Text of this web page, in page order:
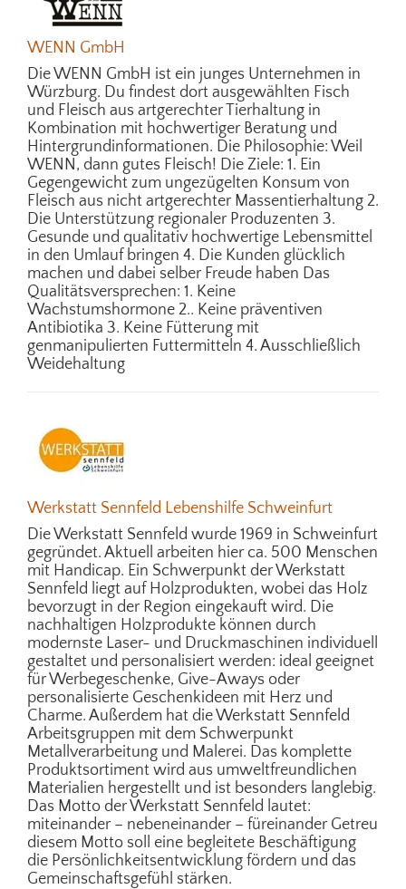
WENN GmbH
Die WENN GmbH ist ein junges Unternehmen in
Würzburg. Du findest dort ausgewählten Fisch
und Fleisch aus artgerechter Tierhaltung in
Kombination mit hochwertiger Beratung und
Hintergrundinformationen. Die Philosophie: Weil
WENN, dann gutes Fleisch! Die Ziele: 1. Ein
Gegengewicht zum ungezügelten Konsum von
Fleisch aus nicht artgerechter Massentierhaltung 2.
Die Unterstützung regionaler Produzenten 3.
Gesunde und qualitativ hochwertige Lebensmittel
in den Umlauf bringen 4. Die Kunden glücklich
machen und dabei selber Freude haben Das
Qualitätsversprechen: 1. Keine
Wachstumshormone 2.. Keine präventiven
Antibiotika 3. Keine Fütterung mit
genmanipulierten Futtermitteln 4. Ausschließlich
Weidehaltung
Werkstatt Sennfeld Lebenshilfe Schweinfurt
Die Werkstatt Sennfeld wurde 1969 in Schweinfurt
gegründet. Aktuell arbeiten hier ca. 500 Menschen
mit Handicap. Ein Schwerpunkt der Werkstatt
Sennfeld liegt auf Holzprodukten, wobei das Holz
bevorzugt in der Region eingekauft wird. Die
nachhaltigen Holzprodukte können durch
modernste Laser- und Druckmaschinen individuell
gestaltet und personalisiert werden: ideal geeignet
für Werbegeschenke, Give-Aways oder
personalisierte Geschenkideen mit Herz und
Charme. Außerdem hat die Werkstatt Sennfeld
Arbeitsgruppen mit dem Schwerpunkt
Metallverarbeitung und Malerei. Das komplette
Produktsortiment wird aus umweltfreundlichen
Materialien hergestellt und ist besonders langlebig.
Das Motto der Werkstatt Sennfeld lautet:
miteinander – nebeneinander – füreinander Getreu
diesem Motto soll eine begleitete Beschäftigung
die Persönlichkeitsentwicklung fördern und das
Gemeinschaftsgefühl stärken.